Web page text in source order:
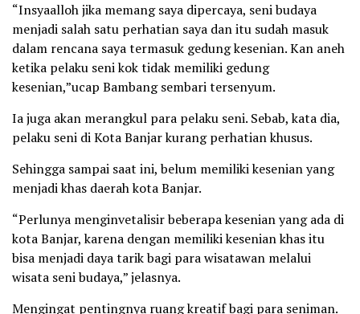
“Insyaalloh jika memang saya dipercaya, seni budaya
menjadi salah satu perhatian saya dan itu sudah masuk
dalam rencana saya termasuk gedung kesenian. Kan aneh
ketika pelaku seni kok tidak memiliki gedung
kesenian,”ucap Bambang sembari tersenyum.
Ia juga akan merangkul para pelaku seni. Sebab, kata dia,
pelaku seni di Kota Banjar kurang perhatian khusus.
Sehingga sampai saat ini, belum memiliki kesenian yang
menjadi khas daerah kota Banjar.
“Perlunya menginvetalisir beberapa kesenian yang ada di
kota Banjar, karena dengan memiliki kesenian khas itu
bisa menjadi daya tarik bagi para wisatawan melalui
wisata seni budaya,” jelasnya.
Mengingat pentingnya ruang kreatif bagi para seniman.